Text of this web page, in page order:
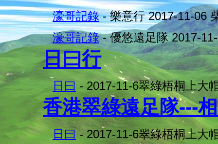
濠哥記錄- 樂意行 2017-11-06
濠哥記錄- 優悠遠足隊 2017-
日曰行
日曰 - 2017-11-6翠綠梧桐上大
香港翠綠遠足隊---
日曰- 2017-11-6翠綠梧桐上大